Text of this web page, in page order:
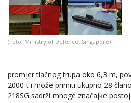
(Foto: Ministry of Defence, Singapore)
promjer tlačnog trupa oko 6,3 m,
2000 t i može primiti ukupno 28
218SG sadrži mnoge značajke